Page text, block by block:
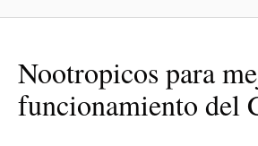
Nootropicos para
funcionamiento del